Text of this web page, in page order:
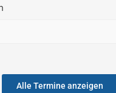
Alle Termine anzeigen